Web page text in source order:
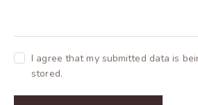
I agree that my submitted data is
stored.